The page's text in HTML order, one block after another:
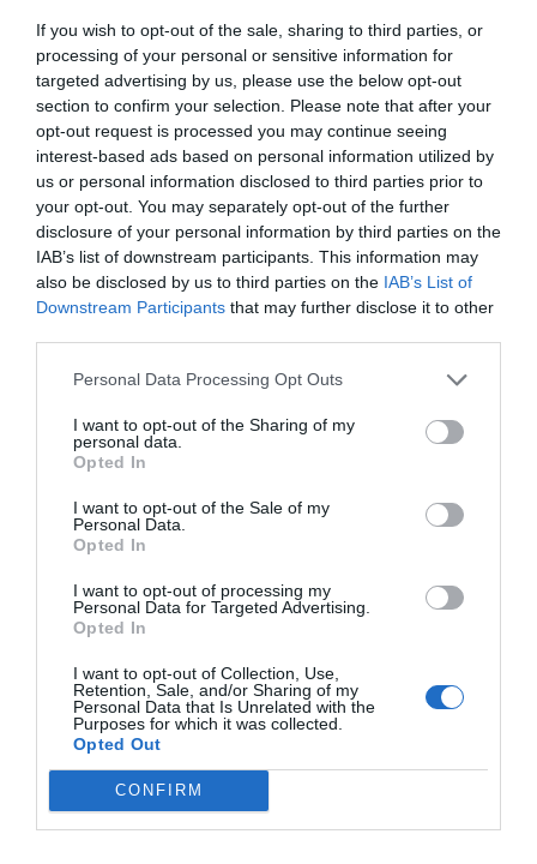
If you wish to opt-out of the sale, sharing to third parties, or
processing of your personal or sensitive information for
targeted advertising by us, please use the below opt-out
section to confirm your selection. Please note that after your
opt-out request is processed you may continue seeing
interest-based ads based on personal information utilized by
us or personal information disclosed to third parties prior to
your opt-out. You may separately opt-out of the further
disclosure of your personal information by third parties on the
IAB’s list of downstream participants. This information may
also be disclosed by us to third parties on the IAB’s List of
Downstream Participants that may further disclose it to other
Personal Data Processing Opt Outs
I want to opt-out of the Sharing of my
personal data.
Opted In
I want to opt-out of the Sale of my
Personal Data.
Opted In
I want to opt-out of processing my
Personal Data for Targeted Advertising.
Opted In
I want to opt-out of Collection, Use,
Retention, Sale, and/or Sharing of my
Personal Data that Is Unrelated with the
Purposes for which it was collected.
Opted Out
CONFIRM
förvara övertäckt i kylen något dygn.
Blanda mascarpone och färskost med lite
citronsaft eller vatten till en bredbar röra.
Bred blandningen över och runt kanterna på
smårgåstårtan.
Tänk igenom och förbered din garnering. Det är
valfritt hur man vill göra samt hur mycket
pålägg man vill lägga på. Jag delade upp och la
lite av all garnering på varje tänkt bit
smörgåstårta.
Förbered och rulla ihop skivad salami,
prosciutto och coppa på en bricka. Skölj
cocktailtomater samt vindruvor och skär i
halvor. Skär cocktailtomater i halvor. Rosta
pinjenötter ljust bruna i en torr panna. Skölj
Fördela salami, prosciutto och coppa eller de
charkuterier du vill ha på varje tänkt bit
smörgårstårta. Lägg vidare på tomater,
vindruvor och minimozzarella. Tryck fast